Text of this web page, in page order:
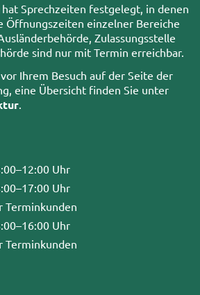
Sprechzeiten festgelegt, in denen
Öffnungszeiten einzelner Bereiche
Zulassungsstelle
sind nur mit Termin erreichbar.
Ihrem Besuch auf der Seite der
eine Übersicht finden Sie unter
Uhr
Uhr
Terminkunden
Uhr
Terminkunden